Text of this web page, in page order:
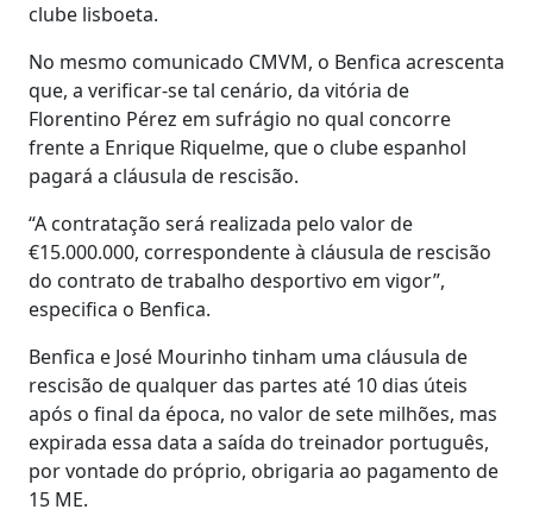
clube lisboeta.
No mesmo comunicado CMVM, o Benfica acrescenta
que, a verificar-se tal cenário, da vitória de
Florentino Pérez em sufrágio no qual concorre
frente a Enrique Riquelme, que o clube espanhol
pagará a cláusula de rescisão.
“A contratação será realizada pelo valor de
€15.000.000, correspondente à cláusula de rescisão
do contrato de trabalho desportivo em vigor”,
especifica o Benfica.
Benfica e José Mourinho tinham uma cláusula de
rescisão de qualquer das partes até 10 dias úteis
após o final da época, no valor de sete milhões, mas
expirada essa data a saída do treinador português,
por vontade do próprio, obrigaria ao pagamento de
15 ME.